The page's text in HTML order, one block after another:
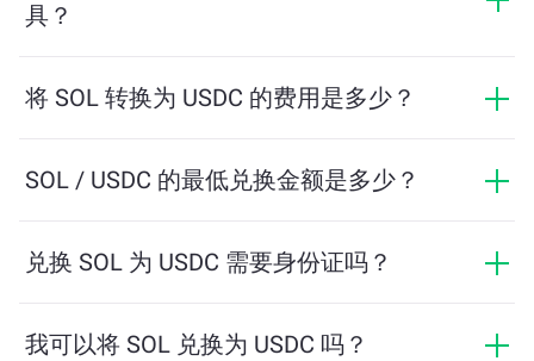
具？
可获得的 USDC 数量。然后按照提示步骤完成交易即
将 SOL 转换为 USDC 的费用是多少？
ChangeNOW 提供具有竞争力的费率，没有隐藏费用，
SOL / USDC 的最低兑换金额是多少？
保顺利交易所需的最低金额。但在大多数情况下，最低
兑换 SOL 为 USDC 需要身份证吗？
匿名。然而，如果您登录ChangeNOW Pro并完成验证，
我可以将 SOL 兑换为 USDC 吗？